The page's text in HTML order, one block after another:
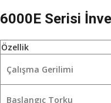
6000E Serisi
Özellik
Çalışma Gerilimi
Başlangıç Torku